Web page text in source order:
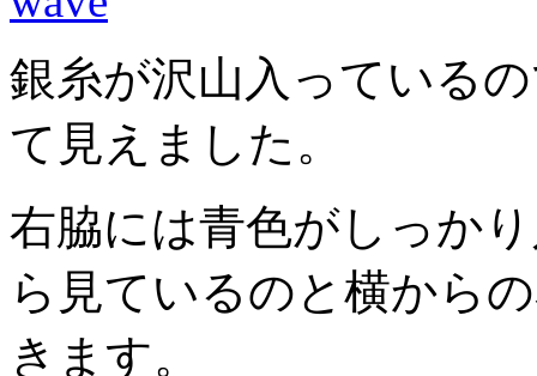
銀糸が沢山入っている
て見えました。
右脇には青色がしっか
ら見ているのと横から
きます。